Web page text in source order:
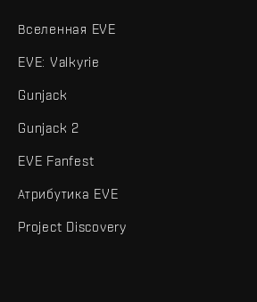
Вселенная EVE
EVE: Valkyrie
Gunjack
Gunjack 2
EVE Fanfest
Атрибутика EVE
Project Discovery